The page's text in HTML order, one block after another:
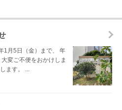
1月5日（金）まで、 年
変ご不便をおかけしま
ます。 ...